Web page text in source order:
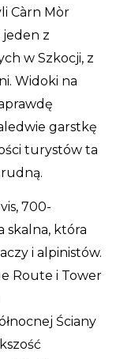
Càrn Mòr
jeden z
w Szkocji, z
Widoki na
garstkę
turystów ta
700-
skalna, która
i alpinistów.
Route i Tower
Ściany